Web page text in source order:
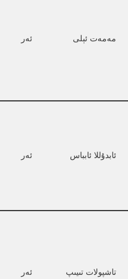
مەمەت ئېلى ئەر
ئابدۇللا ئابباس ئەر
تاشپولات تىيىپ ئەر